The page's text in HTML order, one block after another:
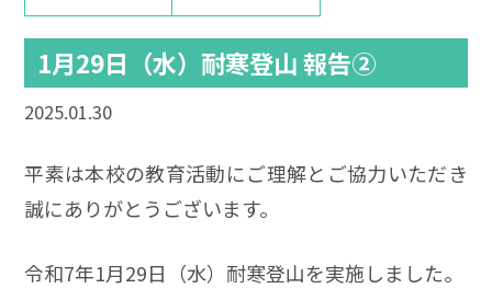
1月29日（水）耐寒登山 報告②
2025.01.30
平素は本校の教育活動にご理解とご協力いただき
誠にありがとうございます。
令和7年1月29日（水）耐寒登山を実施しました。